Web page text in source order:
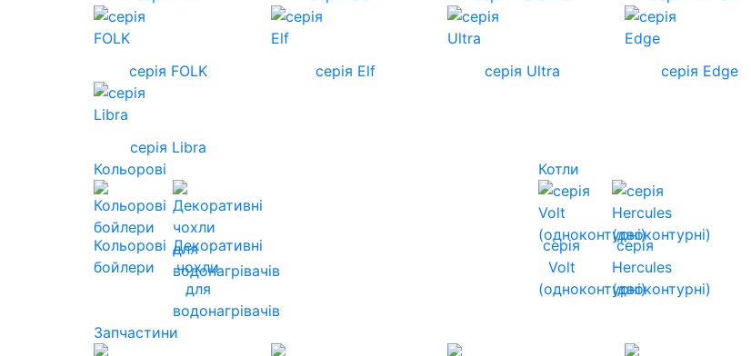
серія FOLK серія Elf серія Ultra серія Edge
серія Libra
Кольорові
Кольорові
бойлери
Декоративні
чохли
для
водонагрівачів
Котли
серія
Volt
(одноконтурні)
серія
Hercules
(двоконтурні)
Запчастини